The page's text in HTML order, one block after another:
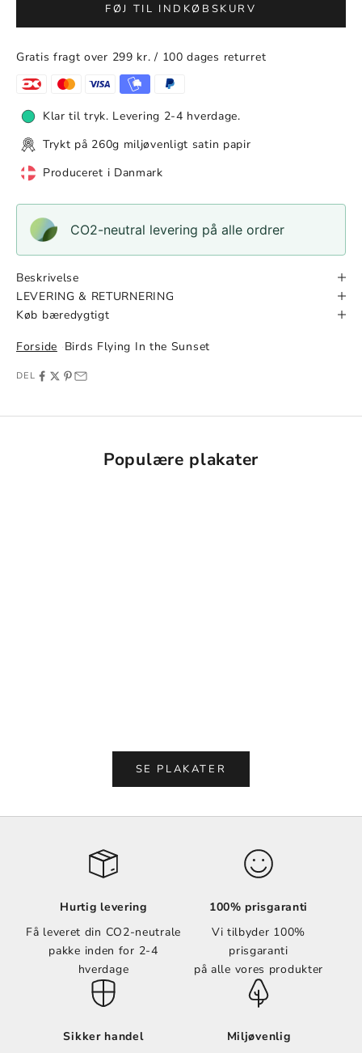
FØJ TIL INDKØBSKURV
Gratis fragt over 299 kr. / 100 dages returret
Klar til tryk. Levering 2-4 hverdage.
Trykt på 260g miljøvenligt satin papir
Produceret i Danmark
CO2-neutral levering på alle ordrer
Beskrivelse
LEVERING & RETURNERING
Køb bæredygtigt
Forside Birds Flying In the Sunset
DEL
Populære plakater
SE PLAKATER
Hurtig levering
Få leveret din CO2-neutrale
pakke inden for 2-4
hverdage
100% prisgaranti
Vi tilbyder 100%
prisgaranti
på alle vores produkter
Sikker handel
Miljøvenlig